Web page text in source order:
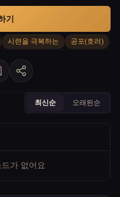
시련을 극복하는 공포(호러)
기
최신순 오래된순
가 없어요